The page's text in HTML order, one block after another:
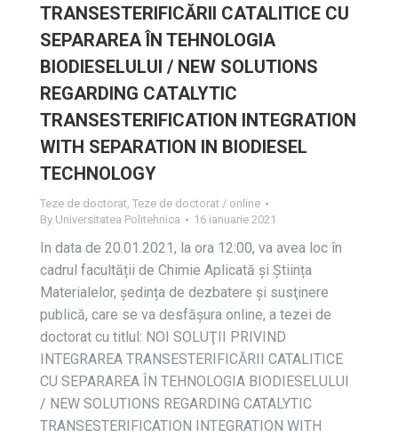
TRANSESTERIFICĂRII CATALITICE CU
SEPARAREA ÎN TEHNOLOGIA
BIODIESELULUI / NEW SOLUTIONS
REGARDING CATALYTIC
TRANSESTERIFICATION INTEGRATION
WITH SEPARATION IN BIODIESEL
TECHNOLOGY
Teze de doctorat, Teze de doctorat / online
By Universitatea Politehnica 16 ianuarie 2021
In data de 20.01.2021, la ora 12:00, va avea loc în
cadrul facultății de Chimie Aplicată și Știința
Materialelor, ședința de dezbatere și susţinere
publică, care se va desfășura online, a tezei de
doctorat cu titlul: NOI SOLUŢII PRIVIND
INTEGRAREA TRANSESTERIFICĂRII CATALITICE
CU SEPARAREA ÎN TEHNOLOGIA BIODIESELULUI
/ NEW SOLUTIONS REGARDING CATALYTIC
TRANSESTERIFICATION INTEGRATION WITH